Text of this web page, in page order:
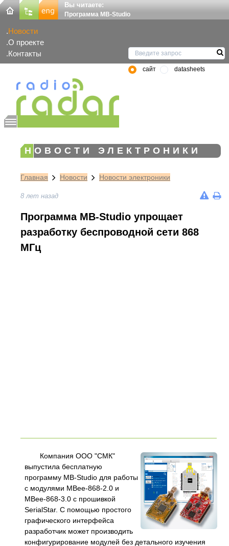
Вы читаете:
Программа MB-Studio
Новости
О проекте
Контакты
сайт datasheets
НОВОСТИ ЭЛЕКТРОНИКИ
Главная Новости Новости электроники
8 лет назад
Программа MB-Studio упрощает
разработку беспроводной сети 868
МГц
Компания ООО "СМК"
выпустила бесплатную
программу MB-Studio для работы
с модулями MBee-868-2.0 и
MBee-868-3.0 с прошивкой
SerialStar. С помощью простого
графического интерфейса
разработчик может производить
конфигурирование модулей без детального изучения